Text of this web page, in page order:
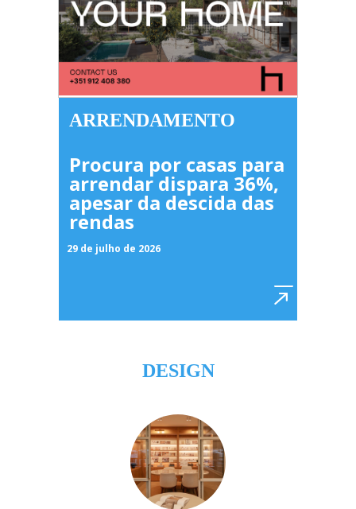
ARRENDAMENTO
Procura por casas para
arrendar dispara 36%,
apesar da descida das
rendas
29 de julho de 2026
DESIGN